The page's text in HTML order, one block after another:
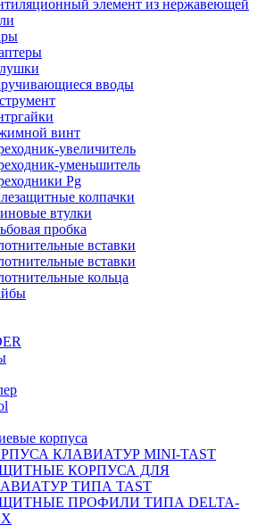
элемент из нержавеющей
вводы
винт
увеличитель
уменьшитель
Pg
колпачки
втулки
пробка
вставки
вставки
кольца
корпуса
КЛАВИАТУР MINI-TAST
КОРПУСА ДЛЯ
ТИПА TAST
ПРОФИЛИ ТИПА DELTA-